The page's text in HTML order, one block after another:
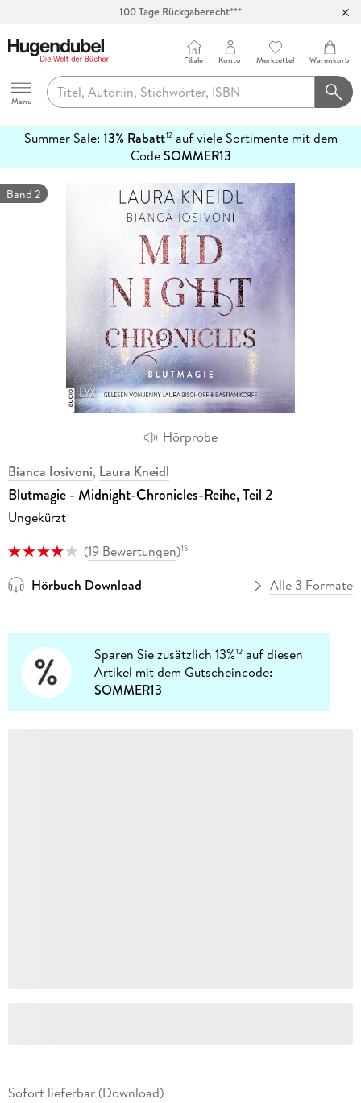
Abholung in über 100 Filialen
Hugendubel
Menu
Filiale Konto Merkzettel Warenkorb
Summer Sale: 13% Rabatt12auf viele Sortimente mit dem
CodeSOMMER13
erfahren
Hörprobe
Band 2
Bianca Iosivoni, Laura Kneidl
Blutmagie - Midnight-Chronicles-Reihe, Teil 2
Ungekürzt
(19 Bewertungen)15
Hörbuch Download Alle 3 Formate
Sparen Sie zusätzlich 13%12 auf diesen
Artikel mit dem Gutscheincode:
SOMMER13
Sofort lieferbar (Download)